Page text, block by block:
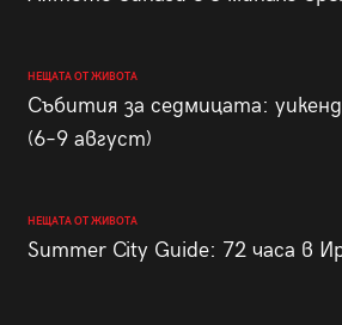
НЕЩАТА ОТ ЖИВОТА
Събития за седмицата:
(6–9 август)
НЕЩАТА ОТ ЖИВОТА
Summer City Guide: 72 часа в